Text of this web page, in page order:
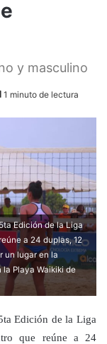
y masculino
1 minuto de lectura
Edición de la Liga
a 24 duplas, 12
un lugar en la
Playa Waikiki de
Edición de la Liga
que reúne a 24